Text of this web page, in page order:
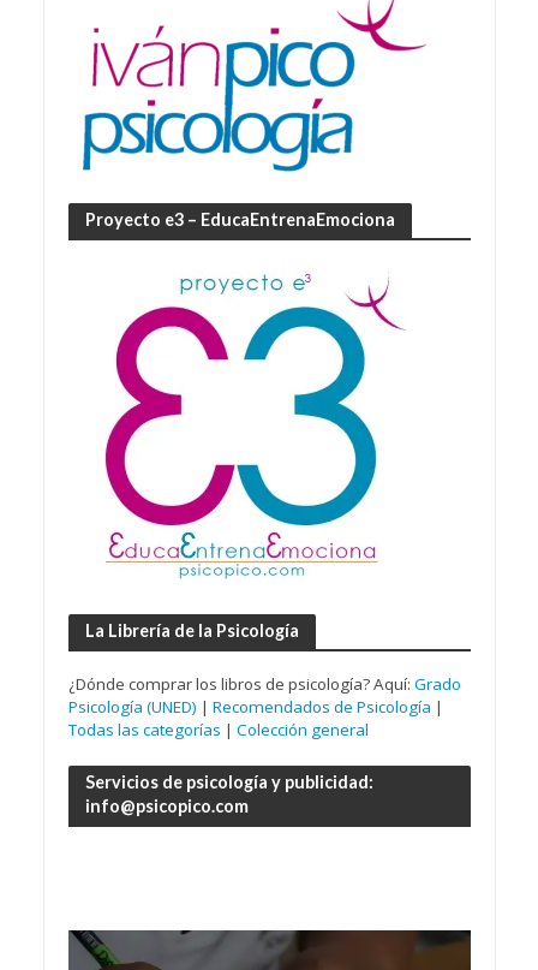
Proyecto e3 – EducaEntrenaEmociona
La Librería de la Psicología
¿Dónde comprar los libros de psicología? Aquí: Grado
Psicología (UNED) | Recomendados de Psicología |
Todas las categorías | Colección general
Servicios de psicología y publicidad:
info@psicopico.com